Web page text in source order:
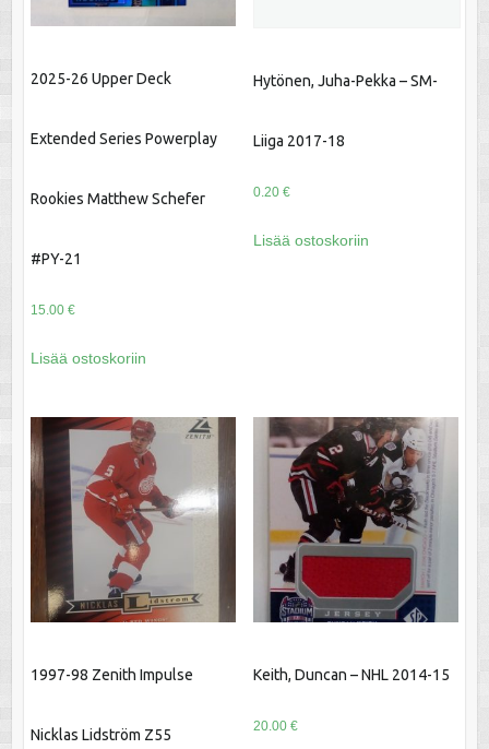
2025-26 Upper Deck
Extended Series Powerplay
Rookies Matthew Schefer
#PY-21
15.00 €
Lisää ostoskoriin
Hytönen, Juha-Pekka – SM-
Liiga 2017-18
0.20 €
Lisää ostoskoriin
1997-98 Zenith Impulse
Nicklas Lidström Z55
Keith, Duncan – NHL 2014-15
20.00 €